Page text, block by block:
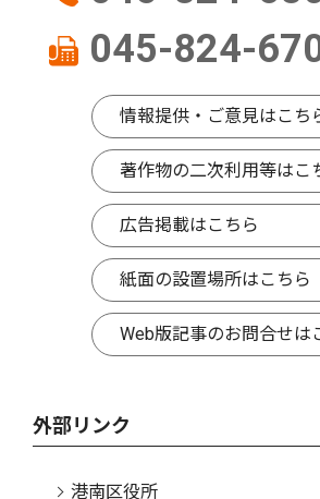
045-824-
情報提供・ご意見はこち
著作物の二次利用等はこ
広告掲載はこちら
紙面の設置場所はこちら
Web版記事のお問合せは
外部リンク
港南区役所